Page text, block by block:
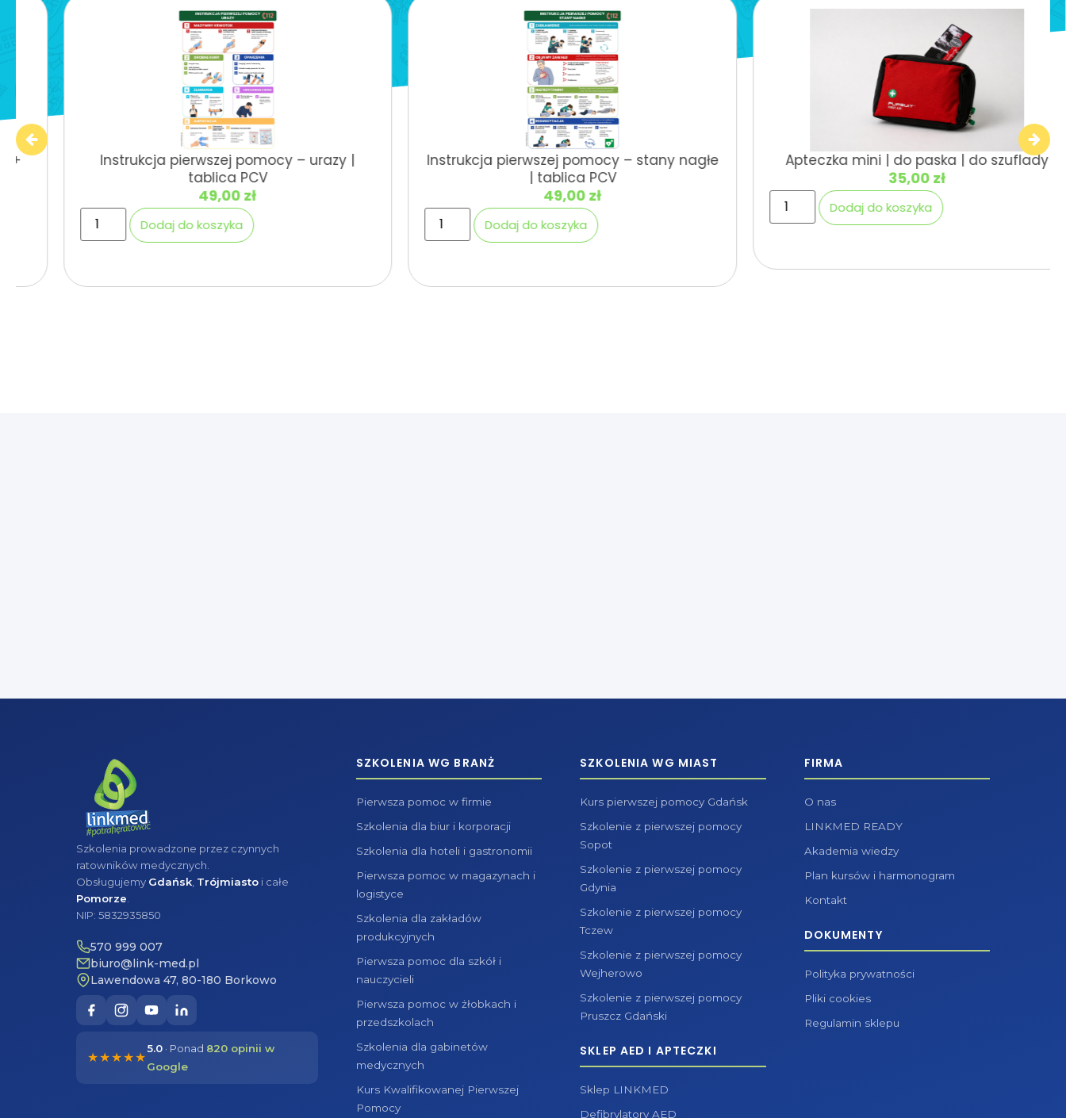
Instrukcja pierwszej pomocy – urazy |
tablica PCV
49,00zł
Dodaj do koszyka
Instrukcja pierwszej pomocy – stany nagłe
| tablica PCV
49,00zł
Dodaj do koszyka
Apteczka mini | do paska | do szuflady
35,00zł
Dodaj do koszyka
Szkolenia prowadzone przez czynnych
ratowników medycznych.
Obsługujemy Gdańsk, Trójmiasto i całe
Pomorze.
NIP: 5832935850
570 999 007
biuro@link-med.pl
Lawendowa 47, 80-180 Borkowo
★★★★★
5.0 · Ponad 820 opinii w
Google
SZKOLENIA WG BRANŻ
Pierwsza pomoc w firmie
Szkolenia dla biur i korporacji
Szkolenia dla hoteli i gastronomii
Pierwsza pomoc w magazynach i
logistyce
Szkolenia dla zakładów
produkcyjnych
Pierwsza pomoc dla szkół i
nauczycieli
Pierwsza pomoc w żłobkach i
przedszkolach
Szkolenia dla gabinetów
medycznych
Kurs Kwalifikowanej Pierwszej
Pomocy
SZKOLENIA WG MIAST
Kurs pierwszej pomocy Gdańsk
Szkolenie z pierwszej pomocy
Sopot
Szkolenie z pierwszej pomocy
Gdynia
Szkolenie z pierwszej pomocy
Tczew
Szkolenie z pierwszej pomocy
Wejherowo
Szkolenie z pierwszej pomocy
Pruszcz Gdański
SKLEP AED I APTECZKI
Sklep LINKMED
Defibrylatory AED
FIRMA
O nas
LINKMED READY
Akademia wiedzy
Plan kursów i harmonogram
Kontakt
DOKUMENTY
Polityka prywatności
Pliki cookies
Regulamin sklepu